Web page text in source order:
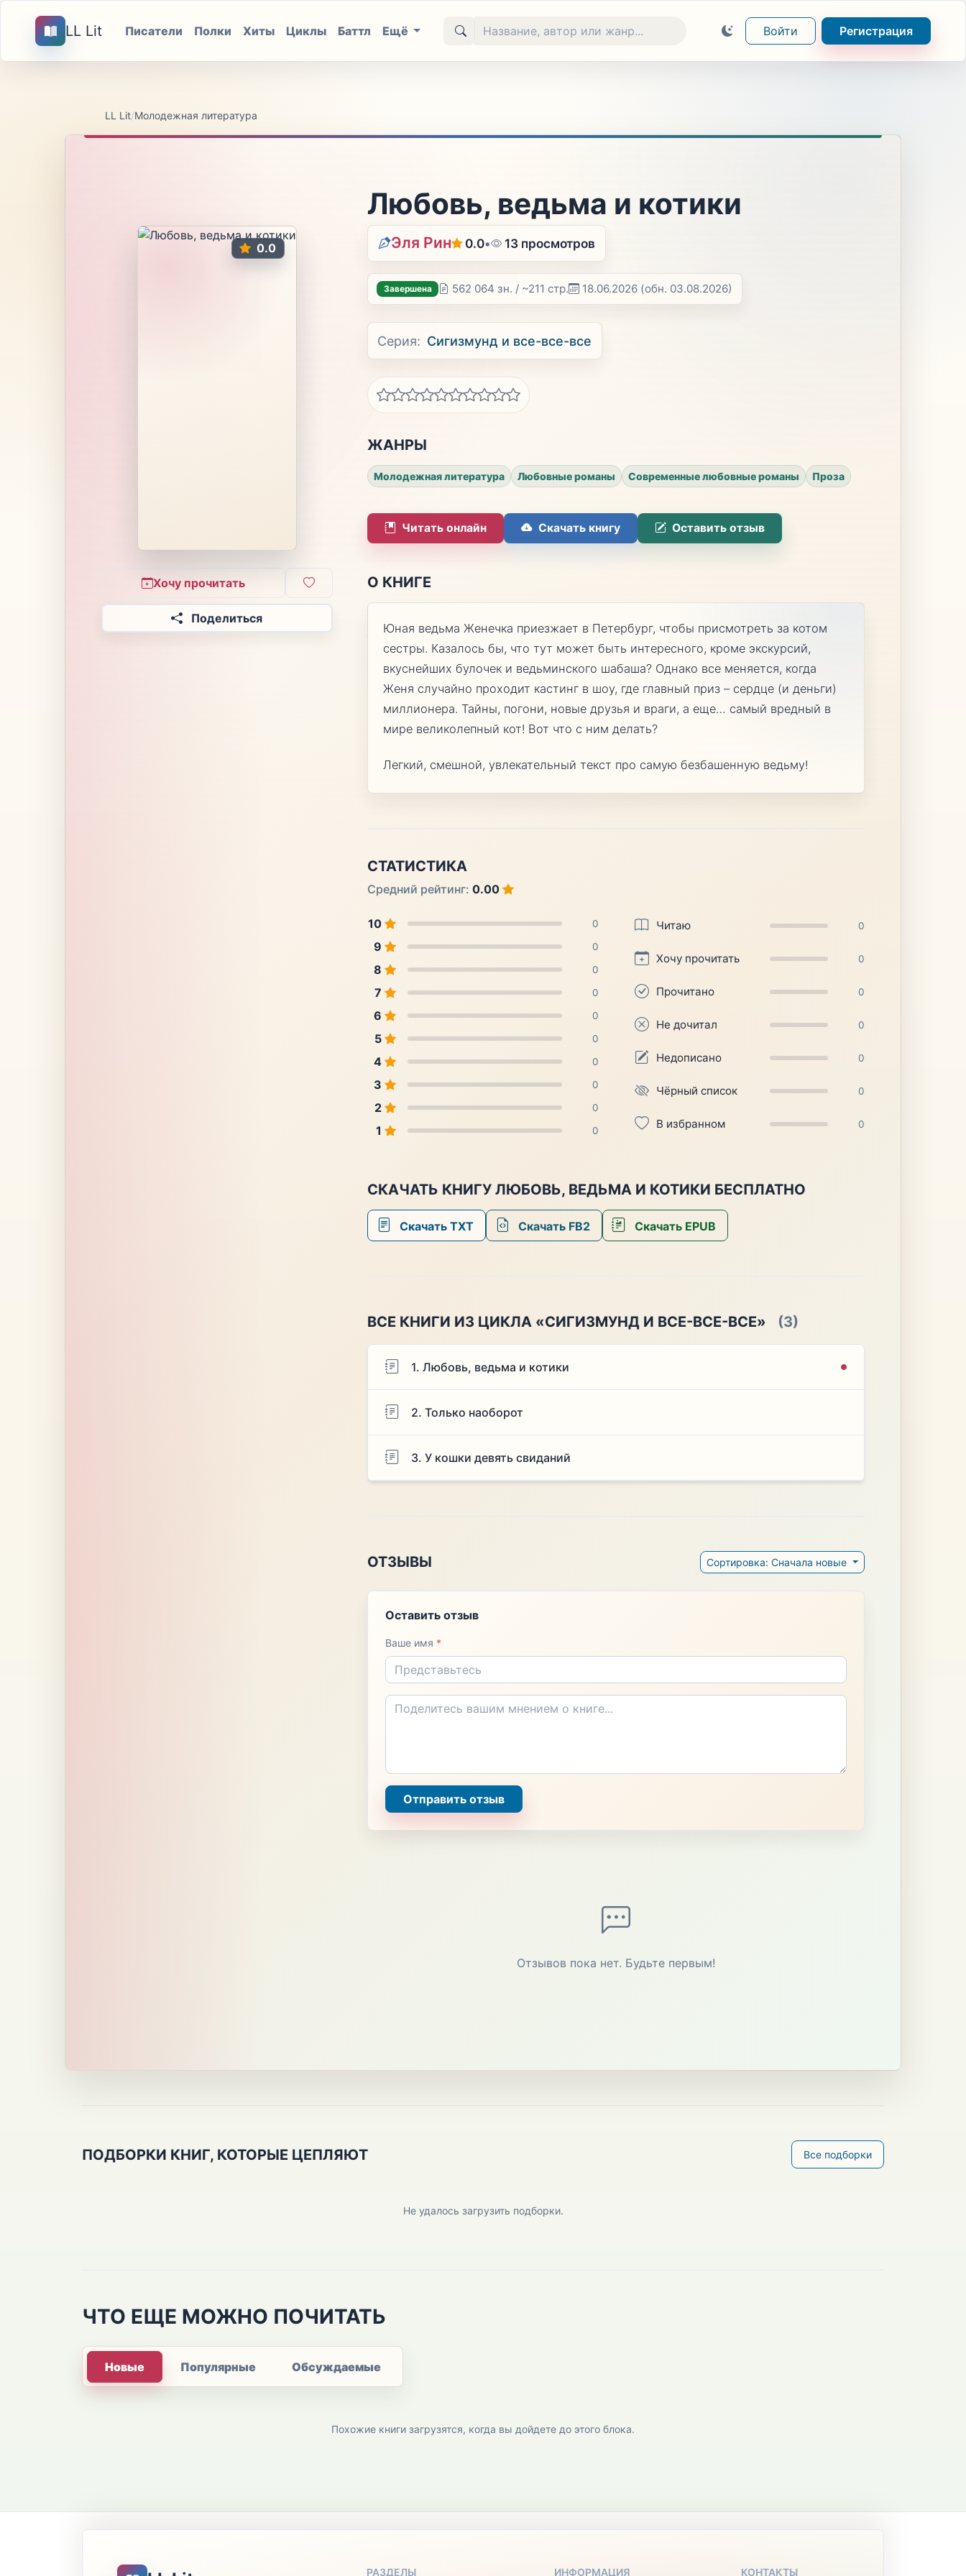
LL Lit Писатели Полки Хиты Циклы Баттл Ещё Войти Регистрация
LL Lit/Молодежная литература
0.0
Хочу прочитать
Поделиться
Любовь, ведьма и котики
Эля Рин 0.0• 13 просмотров
Завершена 562 064 зн. / ~211 стр. 18.06.2026 (обн. 03.08.2026)
Серия: Сигизмунд и все-все-все
ЖАНРЫ
Молодежная литература Любовные романы Современные любовные романы Проза
Читать онлайн Скачать книгу Оставить отзыв
О КНИГЕ
Юная ведьма Женечка приезжает в Петербург, чтобы присмотреть за котом
сестры. Казалось бы, что тут может быть интересного, кроме экскурсий,
вкуснейших булочек и ведьминского шабаша? Однако все меняется, когда
Женя случайно проходит кастинг в шоу, где главный приз – сердце (и деньги)
миллионера. Тайны, погони, новые друзья и враги, а еще… самый вредный в
мире великолепный кот! Вот что с ним делать?
Легкий, смешной, увлекательный текст про самую безбашенную ведьму!
СТАТИСТИКА
Средний рейтинг: 0.00
10 0
9 0
8 0
7 0
6 0
5 0
4 0
3 0
2 0
1 0
Читаю 0
Хочу прочитать 0
Прочитано 0
Не дочитал 0
Недописано 0
Чёрный список 0
В избранном 0
СКАЧАТЬ КНИГУ ЛЮБОВЬ, ВЕДЬМА И КОТИКИ БЕСПЛАТНО
Скачать TXT Скачать FB2 Скачать EPUB
ВСЕ КНИГИ ИЗ ЦИКЛА «СИГИЗМУНД И ВСЕ-ВСЕ-ВСЕ» (3)
1. Любовь, ведьма и котики
2. Только наоборот
3. У кошки девять свиданий
ОТЗЫВЫ Сортировка: Сначала новые
Оставить отзыв
Ваше имя *
Отправить отзыв
Отзывов пока нет. Будьте первым!
ПОДБОРКИ КНИГ, КОТОРЫЕ ЦЕПЛЯЮТ Все подборки
Не удалось загрузить подборки.
ЧТО ЕЩЕ МОЖНО ПОЧИТАТЬ
Новые Популярные Обсуждаемые
Похожие книги загрузятся, когда вы дойдете до этого блока.
РАЗДЕЛЫ ИНФОРМАЦИЯ КОНТАКТЫ